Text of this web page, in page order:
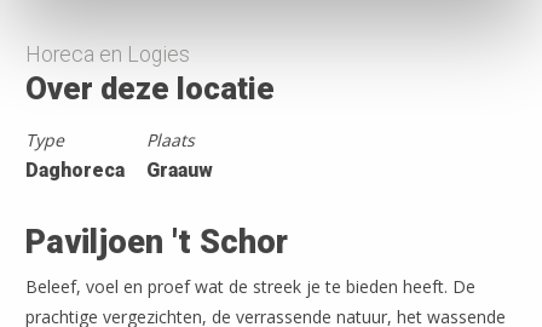
Horeca en Logies
Over deze locatie
Type
Daghoreca
Plaats
Graauw
Paviljoen 't Schor
Beleef, voel en proef wat de streek je te bieden heeft. De
prachtige vergezichten, de verrassende natuur, het wassende